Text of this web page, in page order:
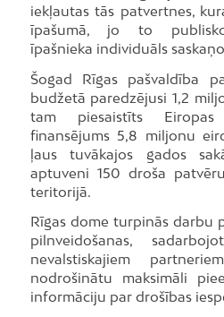
iekļautas tās patvertnes,
īpašumā, jo to
īpašnieka individuāls
Šogad Rīgas pašvaldība
budžetā paredzējusi 1,2
tam piesaistīts
finansējums 5,8 miljonu
ļaus tuvākajos gados
aptuveni 150 droša
teritorijā.
Rīgas dome turpinās darbu
pilnveidošanas,
nevalstiskajiem
nodrošinātu maksimāli
informāciju par drošības